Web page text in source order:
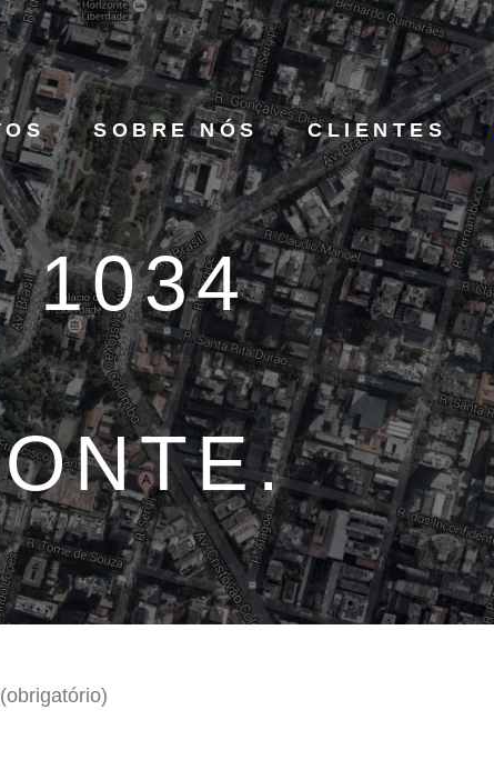
SOBRE NÓS CLIENTES
1034